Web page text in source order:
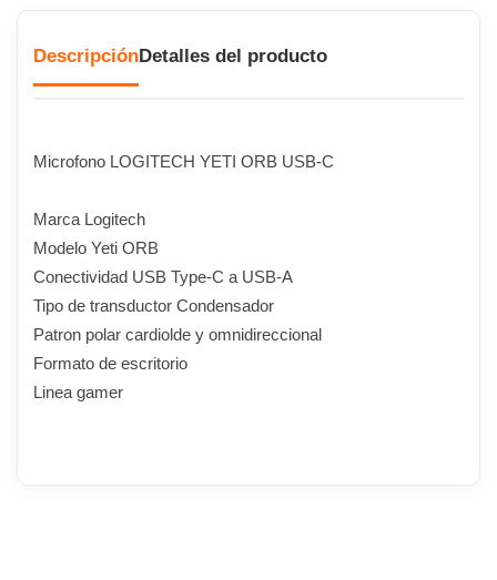
DescripciónDetalles del producto
Microfono LOGITECH YETI ORB USB-C
Marca Logitech
Modelo Yeti ORB
Conectividad USB Type-C a USB-A
Tipo de transductor Condensador
Patron polar cardiolde y omnidireccional
Formato de escritorio
Linea gamer